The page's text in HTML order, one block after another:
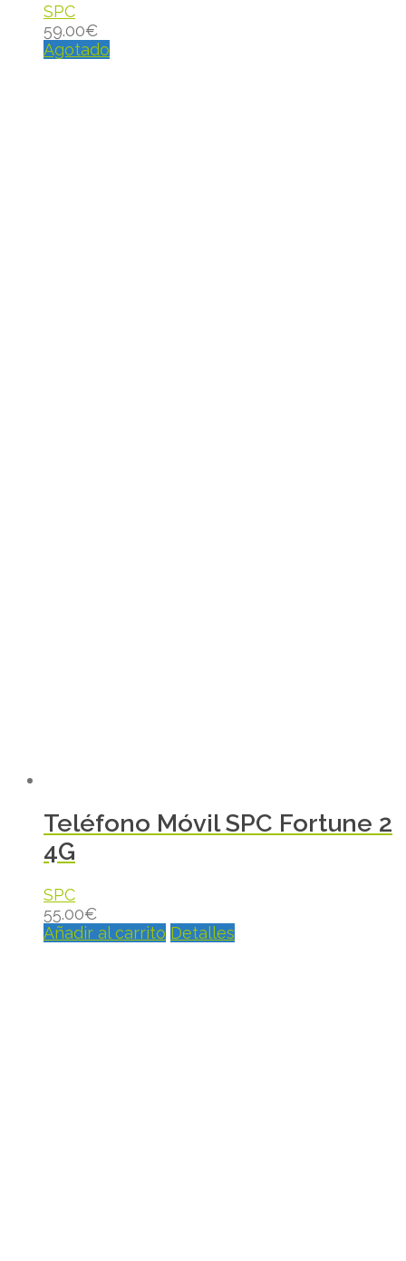
SPC
59.00€
Agotado
Teléfono Móvil SPC Fortune 2
4G
SPC
55.00€
Añadir al carrito Detalles